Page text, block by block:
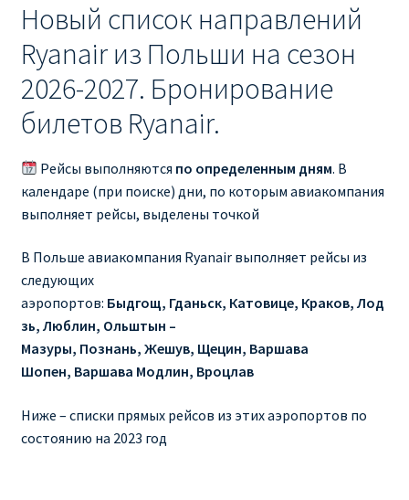
RYANAIR КУПИТЬ БИЛЕТЫ ENGLISH
Ryanair направления, акции
Ryanair онлайн регистрация
Ryanair ошибка в фамилии, имени
RYANAIR ПОДГОРИЦА, ЧЕРНОГОРИЯ
Ryanair Польша
RYANAIR ПОРТУГАЛИЯ
RYANAIR ПОСАДОЧНЫЙ ТАЛОН – BOARDING PASS
Новый список направлений
Ryanair из Польши на сезон
2026-2027. Бронирование
билетов Ryanair.
Рейсы выполняются по определенным дням. В
календаре (при поиске) дни, по которым авиакомпания
выполняет рейсы, выделены точкой
В Польше авиакомпания Ryanair выполняет рейсы из
следующих
аэропортов: Быдгощ, Гданьск, Катовице, Краков, Лод
зь, Люблин, Ольштын –
Мазуры, Познань, Жешув, Щецин, Варшава
Шопен, Варшава Модлин, Вроцлав
Ниже – списки прямых рейсов из этих аэропортов по
состоянию на 2023 год